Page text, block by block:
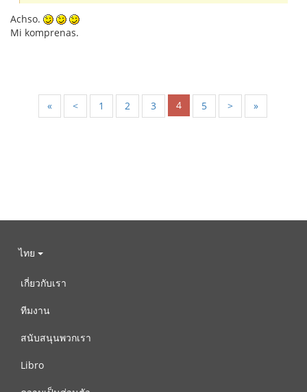
Achso.
Mi komprenas.
« < 1 2 3 4 5 > »
ไทย
เกี่ยวกับเรา
ทีมงาน
สนับสนุนพวกเรา
Libro